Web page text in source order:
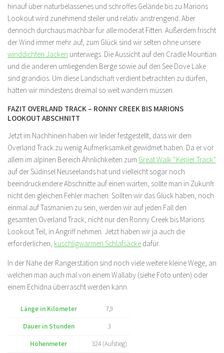
hinauf über naturbelassenes und schroffes Gelände bis zu Marions
Lookout wird zunehmend steiler und relativ anstrengend. Aber
dennoch durchaus machbar für alle moderat Fitten. Außerdem frischt
der Wind immer mehr auf, zum Glück sind wir selten ohne unsere
winddichten Jacken unterwegs. Die Aussicht auf den Cradle Mountian
und die anderen umliegenden Berge sowie auf den See Dove Lake
sind grandios. Um diese Landschaft verdient betrachten zu dürfen,
hätten wir mindestens dreimal so weit wandern müssen.
FAZIT OVERLAND TRACK – RONNY CREEK BIS MARIONS
LOOKOUT ABSCHNITT
Jetzt im Nachhinein haben wir leider festgestellt, dass wir dem
Overland Track zu wenig Aufmerksamkeit gewidmet haben. Da er vor
allem im alpinen Bereich Ähnlichkeiten zum Great Walk “Kepler Track”
auf der Südinsel Neuseelands hat und vielleicht sogar noch
beeindruckendere Abschnitte auf einen warten, sollte man in Zukunft
nicht den gleichen Fehler machen. Sollten wir das Glück haben, noch
einmal auf Tasmanien zu sein, werden wir auf jeden Fall den
gesamten Overland Track, nicht nur den Ronny Creek bis Marions
Lookout Teil, in Angriff nehmen. Jetzt haben wir ja auch die
erforderlichen, kuschligwarmen Schlafsäcke dafür.
In der Nähe der Rangerstation sind noch viele weitere kleine Wege, an
welchen man auch mal von einem Wallaby (siehe Foto unten) oder
einem Echidna überrascht werden kann.
Länge in Kilometer
Dauer in Stunden
Höhenmeter
7,9
3
324 (Aufstieg)